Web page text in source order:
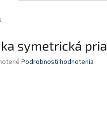
symetrická
Podrobnosti hodnotenia